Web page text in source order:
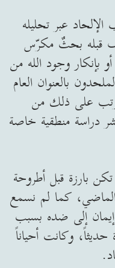
عبر تحليله
قبله بحثٌ مكرّس
بإنكار وجود الله من
بالعنوان العام
على ذلك من
دراسة منطقية خاصة
بارزة قبل أطروحة
كما لم نسمع
إلى ضده بسبب
وكانت أحياناً